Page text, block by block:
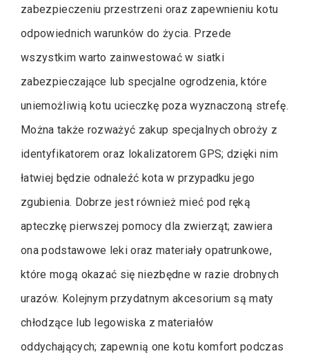
zabezpieczeniu przestrzeni oraz zapewnieniu kotu
odpowiednich warunków do życia. Przede
wszystkim warto zainwestować w siatki
zabezpieczające lub specjalne ogrodzenia, które
uniemożliwią kotu ucieczkę poza wyznaczoną strefę.
Można także rozważyć zakup specjalnych obroży z
identyfikatorem oraz lokalizatorem GPS; dzięki nim
łatwiej będzie odnaleźć kota w przypadku jego
zgubienia. Dobrze jest również mieć pod ręką
apteczkę pierwszej pomocy dla zwierząt; zawiera
ona podstawowe leki oraz materiały opatrunkowe,
które mogą okazać się niezbędne w razie drobnych
urazów. Kolejnym przydatnym akcesorium są maty
chłodzące lub legowiska z materiałów
oddychających; zapewnią one kotu komfort podczas